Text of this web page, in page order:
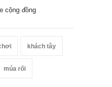
cộng đồng
khách tây
múa rối